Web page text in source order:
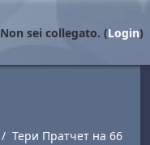
Non sei collegato. (Login)
Тери Пратчет на 66